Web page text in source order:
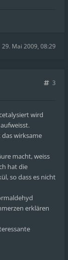
29. Mai 2009, 08:29
3
wird
das wirksame
macht, weiss
hat die
so dass es nicht
erklären